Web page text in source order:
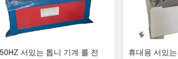
서있는 톱니 기계 롤 전
휴대용 서있